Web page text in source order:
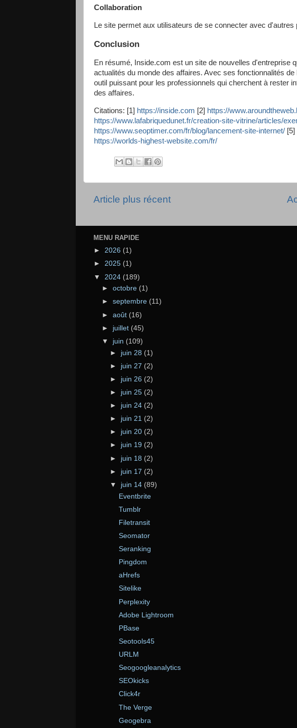
Collaboration
Le site permet aux utilisateurs de se connecter avec
Conclusion
En résumé, Inside.com est un site de nouvelles d'entreprise
actualités du monde des affaires. Avec ses fonctionnalités
outil puissant pour les professionnels qui cherchent à rester
des affaires.
Citations: [1] https://inside.com [2] https://
https://www.lafabriquedunet.fr/creation-site-vitrine/articles/
https://www.seoptimer.com/fr/blog/lancement-site-internet/ [5]
https://worlds-highest-website.com/fr/
Article plus récent
MENU RAPIDE
► 2026 (1)
► 2025 (1)
▼ 2024 (189)
►octobre (1)
►septembre (11)
►août (16)
► juillet (45)
▼ juin (109)
► juin 28 (1)
► juin 27 (2)
► juin 26 (2)
► juin 25 (2)
► juin 24 (2)
► juin 21 (2)
► juin 20 (2)
► juin 19 (2)
► juin 18 (2)
► juin 17 (2)
▼ juin 14 (89)
Eventbrite
Tumblr
Filetransit
Seomator
Seranking
Pingdom
aHrefs
Sitelike
Perplexity
Adobe Lightroom
PBase
Seotools45
URLM
Seogoogleanalytics
SEOkicks
Click4r
The Verge
Geogebra